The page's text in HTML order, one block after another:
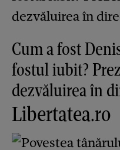
Cum a fost
fostul iubit?
dezvăluirea în
Libertatea.ro